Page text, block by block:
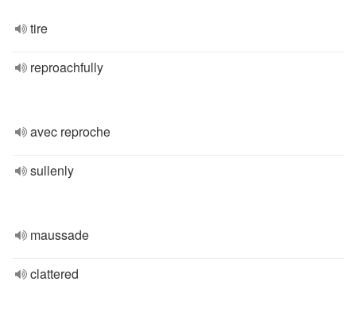
tire
reproachfully
avec reproche
sullenly
maussade
clattered